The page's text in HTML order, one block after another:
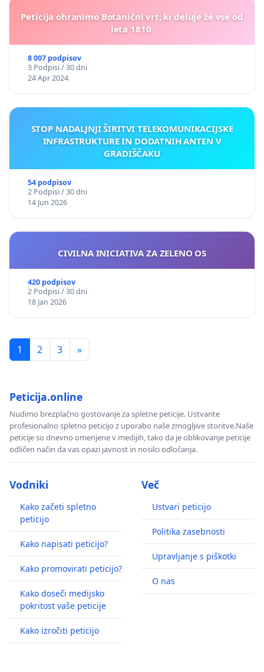
Peticija ohranimo Botanični vrt, ki deluje že vse od
leta 1810.
8 007 podpisov
3 Podpisi / 30 dni
24 Apr 2024
STOP NADALJNJI ŠIRITVI TELEKOMUNIKACIJSKE
INFRASTRUKTURE IN DODATNIH ANTEN V
GRADIŠČAKU
54 podpisov
2 Podpisi / 30 dni
14 Jun 2026
CIVILNA INICIATIVA ZA ZELENO OS
420 podpisov
2 Podpisi / 30 dni
18 Jan 2026
1 2 3 »
Peticija.online
Nudimo brezplačno gostovanje za spletne peticije. Ustvarite
profesionalno spletno peticijo z uporabo naše zmogljive storitve.Naše
peticije so dnevno omenjene v medijih, tako da je oblikovanje peticije
odličen način da vas opazi javnost in nosilci odločanja.
Vodniki
Kako začeti spletno
peticijo
Kako napisati peticijo?
Kako promovirati peticijo?
Kako doseči medijsko
pokritost vaše peticije
Kako izročiti peticijo
Več
Ustvari peticijo
Politika zasebnosti
Upravljanje s piškotki
O nas